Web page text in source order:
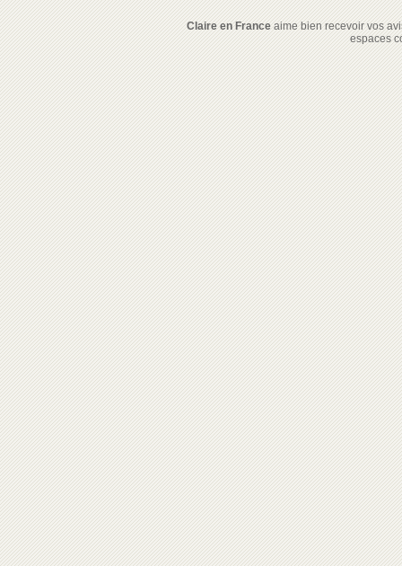
Claire en Franceaime bien recevoir vos
espaces